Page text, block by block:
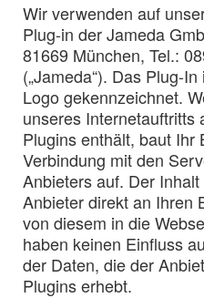
Wir verwenden auf
Plug-in der Jameda
81669 München, Tel.:
(„Jameda“). Das Plug-
Logo gekennzeichnet.
unseres Internetauftritts
Plugins enthält, baut Ihr
Verbindung mit den
Anbieters auf. Der
Anbieter direkt an Ihren
von diesem in die
haben keinen Einfluss
der Daten, die der
Plugins erhebt.